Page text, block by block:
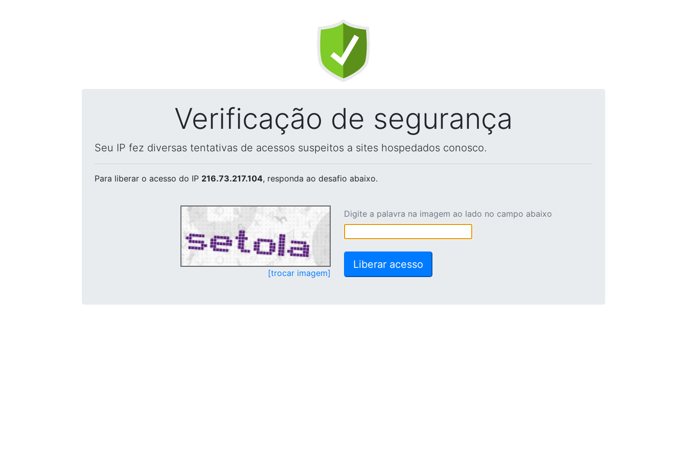
Verificação de segurança
Seu IP fez diversas tentativas de acessos suspeitos a sites hospedados conosco.
Para liberar o acesso do IP 216.73.217.104, responda ao desafio abaixo.
[trocar imagem]
Digite a palavra na imagem ao lado no campo abaixo